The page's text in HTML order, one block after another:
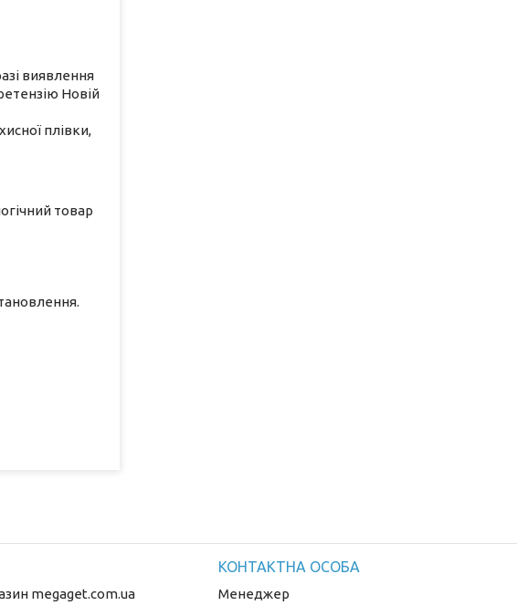
виявлення
Новій
плівки,
товар
megaget.com.ua Менеджер